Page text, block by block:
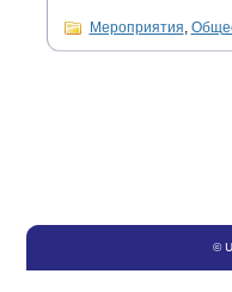
Мероприятия
©